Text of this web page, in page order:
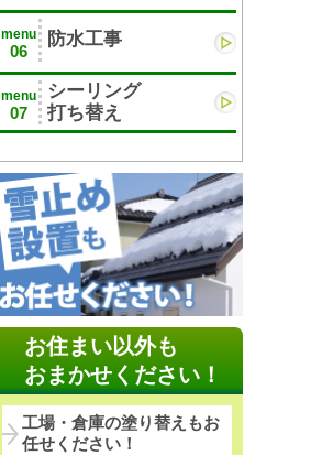
menu
06
防水工事
menu
07
シーリング
打ち替え
お住まい以外も
おまかせください！
工場・倉庫の塗り替えもお
任せください！